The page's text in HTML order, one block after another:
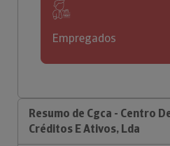
Empregados
Resumo de Cgca - Centro
Créditos E Ativos, Lda